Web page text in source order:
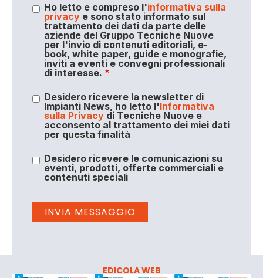
Ho letto e compreso l'informativa sulla
privacye sono stato informato sul
trattamento dei dati da parte delle
aziende del Gruppo Tecniche Nuove
per l'invio di contenuti editoriali, e-
book, white paper, guide e monografie,
inviti a eventi e convegni professionali
di interesse. *
Desidero ricevere la newsletter di
Impianti News, ho letto l'Informativa
sulla Privacydi Tecniche Nuove e
acconsento al trattamento dei miei dati
per questa finalità
Desidero ricevere le comunicazioni su
eventi, prodotti, offerte commerciali e
contenuti speciali
EDICOLA WEB